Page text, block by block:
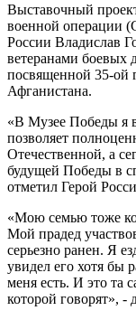
Выставочный
военной операции
России Владислав
ветеранами боевых
посвященной 35-ой
Афганистана.
«В Музее Победы я
позволяет
Отечественной, а
будущей Победы в
отметил Герой
«Мою семью тоже
Мой прадед
серьезно ранен. Я
увидел его хотя бы
меня есть. И это та
которой говорят», -